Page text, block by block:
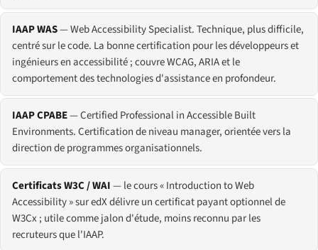
IAAP WAS— Web Accessibility Specialist. Technique, plus difficile,
centré sur le code. La bonne certification pour les développeurs et
ingénieurs en accessibilité ; couvre WCAG, ARIA et le
comportement des technologies d'assistance en profondeur.
IAAP CPABE— Certified Professional in Accessible Built
Environments. Certification de niveau manager, orientée vers la
direction de programmes organisationnels.
Certificats W3C / WAI— le cours « Introduction to Web
Accessibility » sur edX délivre un certificat payant optionnel de
W3Cx ; utile comme jalon d'étude, moins reconnu par les
recruteurs que l'IAAP.